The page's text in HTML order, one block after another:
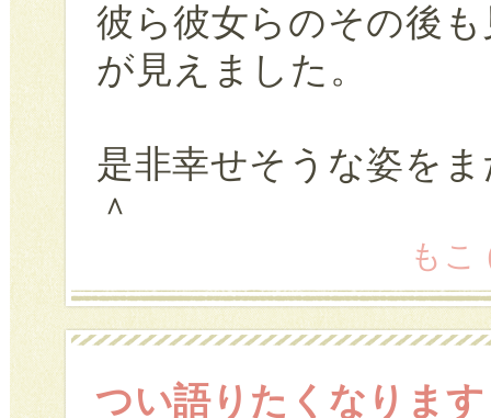
彼ら彼女らのその後
が見えました。
是非幸せそうな姿を
＾
も
つい語りたくなります